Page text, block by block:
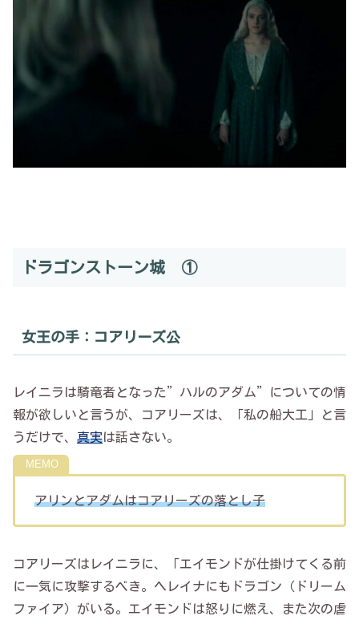
ドラゴンストーン城 ①
女王の手：コアリーズ公
レイニラは騎竜者となった”ハルのアダム”についての情
報が欲しいと言うが、コアリーズは、「私の船大工」と言
うだけで、 真実は話さない。
アリンとアダムはコアリーズの落とし子
コアリーズはレイニラに、「エイモンドが仕掛けてくる前
に一気に攻撃するべき。ヘレイナにもドラゴン（ドリーム
ファイア）がいる。エイモンドは怒りに燃え、また次の虐